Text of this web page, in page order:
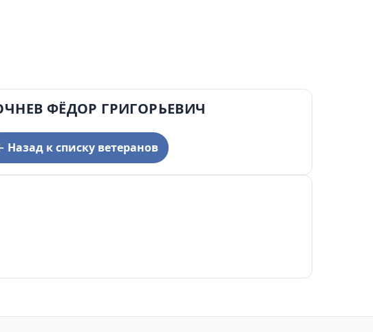
ФЁДОР ГРИГОРЬЕВИЧ
Назад к списку ветеранов